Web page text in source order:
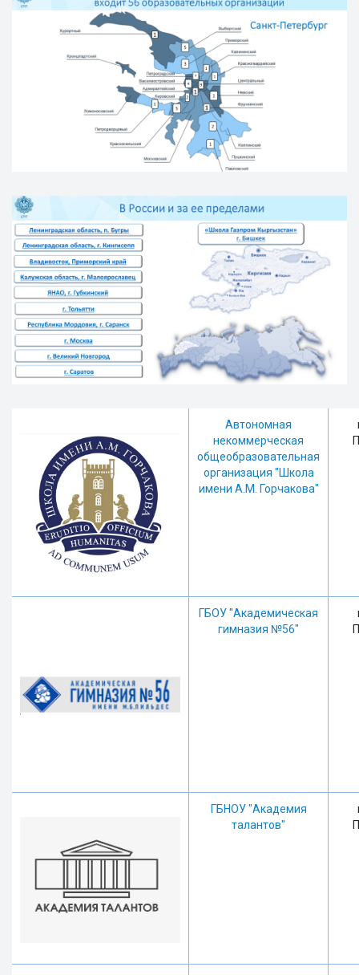
Автономная
некоммерческая
общеобразовательная
организация "Школа
имени А.М. Горчакова"
ГБОУ "Академическая
гимназия №56"
ГБНОУ "Академия
талантов"